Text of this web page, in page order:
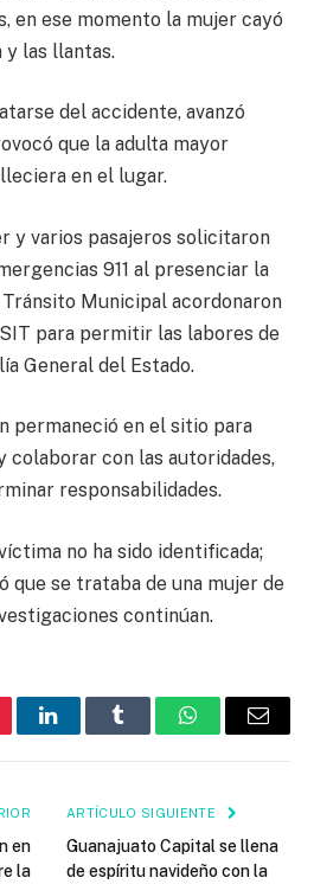
en ese momento la mujer cayó
las llantas.
del accidente, avanzó
que la adulta mayor
en el lugar.
y varios pasajeros solicitaron
911 al presenciar la
Municipal acordonaron
para permitir las labores de
General del Estado.
permaneció en el sitio para
colaborar con las autoridades,
responsabilidades.
no ha sido identificada;
que se trataba de una mujer de
continúan.
LinkedInTumblr WhatsAppEmail
en
la
ARTÍCULO SIGUIENTE
Guanajuato Capital se llena
de espíritu navideño con la